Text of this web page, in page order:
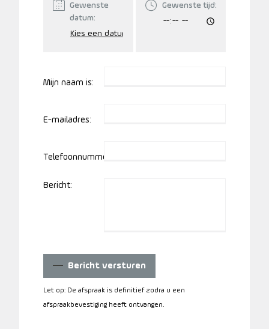
Gewenste
datum:
Gewenste tijd:
Mijn naam is:
E-mailadres:
Telefoonnummer:
Bericht:
Bericht versturen
Let op: De afspraak is definitief zodra u een
afspraakbevestiging heeft ontvangen.